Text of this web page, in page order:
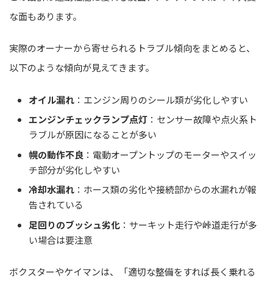
な面もあります。
実際のオーナーから寄せられるトラブル傾向をまとめると、
以下のような傾向が見えてきます。
オイル漏れ ：エンジン周りのシール類が劣化しやすい
エンジンチェックランプ点灯 ：センサー故障や点火系ト
ラブルが原因になることが多い
幌の動作不良 ：電動オープントップのモーターやスイッ
チ部分が劣化しやすい
冷却水漏れ ：ホース類の劣化や接続部からの水漏れが報
告されている
足回りのブッシュ劣化 ：サーキット走行や峠道走行が多
い場合は要注意
ボクスターやケイマンは、「適切な整備をすれば長く乗れる